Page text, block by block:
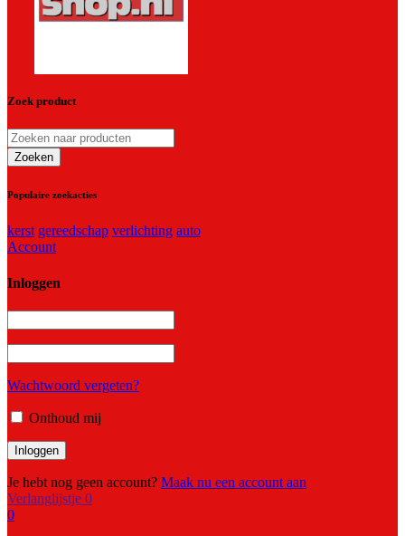
Zoek product
Populaire zoekacties
kerst gereedschap verlichting auto
Account
Inloggen
Wachtwoord vergeten?
Onthoud mij
Je hebt nog geen account? Maak nu een account aan
Verlanglijstje 0
0